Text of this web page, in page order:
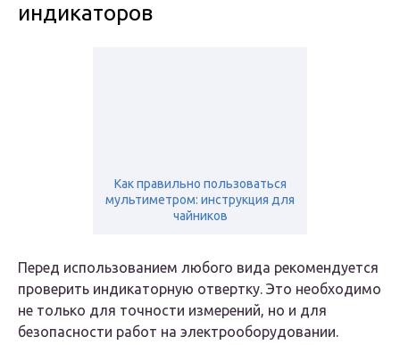
индикаторов
Как правильно пользоваться
мультиметром: инструкция для
чайников
Перед использованием любого вида рекомендуется
проверить индикаторную отвертку. Это необходимо
не только для точности измерений, но и для
безопасности работ на электрооборудовании.